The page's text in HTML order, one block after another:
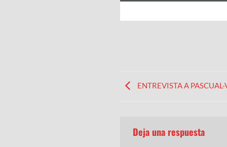
ENTREVISTA A
Deja una respuesta